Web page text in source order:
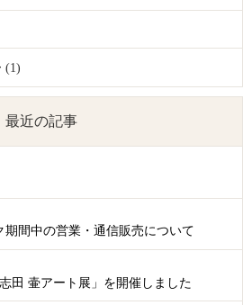
(1)
最近の記事
期間中の営業・通信販売について
田 壷アート展」を開催しました